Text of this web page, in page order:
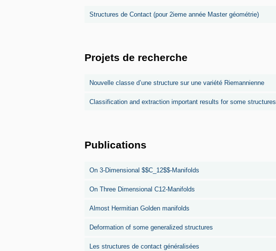
Structures de Contact (pour 2ieme année Master géométrie)
Projets de recherche
Nouvelle classe d’une structure sur une variété Riemannienne
Classification and extraction important results for some structures
Publications
On 3-Dimensional $$C_12$$-Manifolds
On Three Dimensional C12-Manifolds
Almost Hermitian Golden manifolds
Deformation of some generalized structures
Les structures de contact généralisées